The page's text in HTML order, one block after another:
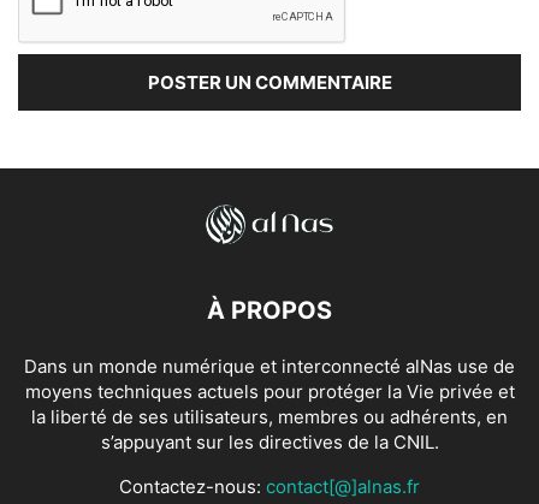
À PROPOS
Dans un monde numérique et interconnecté alNas use de
moyens techniques actuels pour protéger la Vie privée et
la liberté de ses utilisateurs, membres ou adhérents, en
s’appuyant sur les directives de la CNIL.
Contactez-nous: contact[@]alnas.fr